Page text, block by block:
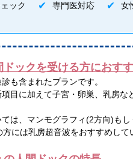
ック 専門医対応 女
ックを受ける方におす
も含まれたプランです。
目に加えて子宮・卵巣、乳房な
は、マンモグラフィ(2方向)も
には乳房超音波をおすすめして